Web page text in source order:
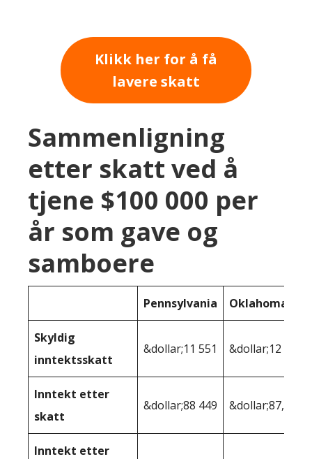
Klikk her for å få
lavere skatt
Sammenligning
etter skatt ved å
tjene $100 000 per
år som gave og
samboere
Pennsylvania Oklahoma
Skyldig
inntektsskatt
&dollar;11 551 &dollar;12 178
Inntekt etter
skatt
&dollar;88 449 &dollar;87,822
Inntekt etter